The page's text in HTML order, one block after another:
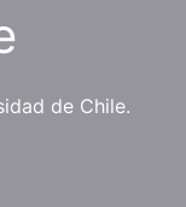
de Chile.